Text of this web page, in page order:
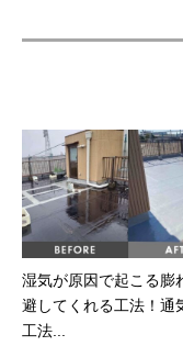
湿気が原因で起こる膨
避してくれる工法！通
工法...